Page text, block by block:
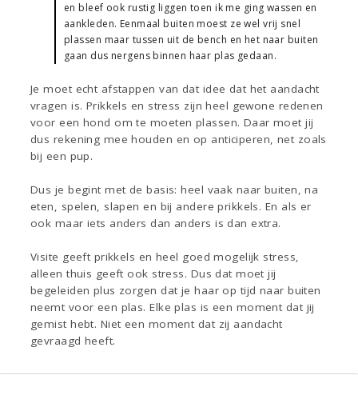
en bleef ook rustig liggen toen ik me ging wassen en
aankleden. Eenmaal buiten moest ze wel vrij snel
plassen maar tussen uit de bench en het naar buiten
gaan dus nergens binnen haar plas gedaan.
Je moet echt afstappen van dat idee dat het aandacht
vragen is. Prikkels en stress zijn heel gewone redenen
voor een hond om te moeten plassen. Daar moet jij
dus rekening mee houden en op anticiperen, net zoals
bij een pup.
Dus je begint met de basis: heel vaak naar buiten, na
eten, spelen, slapen en bij andere prikkels. En als er
ook maar iets anders dan anders is dan extra.
Visite geeft prikkels en heel goed mogelijk stress,
alleen thuis geeft ook stress. Dus dat moet jij
begeleiden plus zorgen dat je haar op tijd naar buiten
neemt voor een plas. Elke plas is een moment dat jij
gemist hebt. Niet een moment dat zij aandacht
gevraagd heeft.